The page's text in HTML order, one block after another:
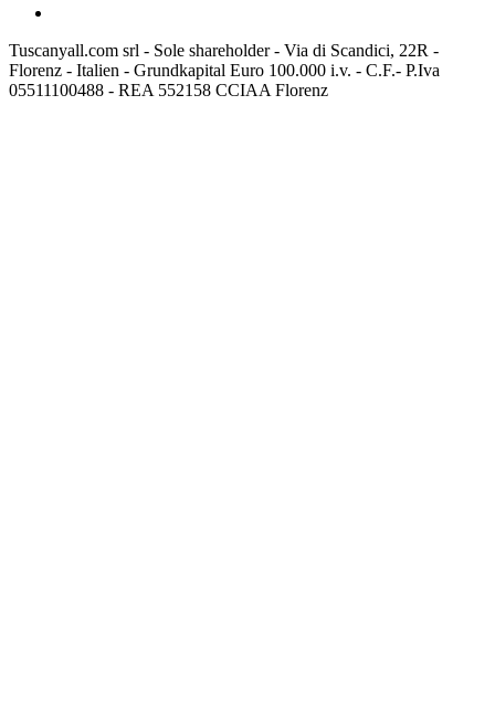
Tuscanyall.com srl - Sole shareholder - Via di Scandici, 22R -
Florenz - Italien - Grundkapital Euro 100.000 i.v. - C.F.- P.Iva
05511100488 - REA 552158 CCIAA Florenz